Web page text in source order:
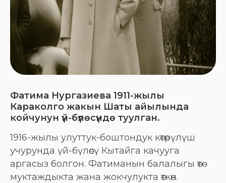
Фатима Нургазиева 1911-жылы
Караколго жакын Шаты айылында
койчунун үй-бүлөсүндө туулган.
1916-жылы улуттук-боштондук көтөрүлүш
учурунда үй-бүлөсү Кытайга качууга
аргасыз болгон. Фатиманын балалыгы өтө
муктаждыкта жана жокчулукта өткөн.